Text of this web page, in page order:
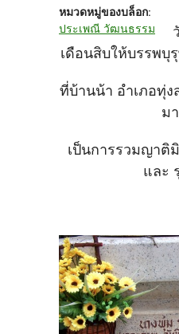
หมวดหมู่ของบล็อก:
ประเพณี วัฒนธรรม
เดือนสิบให้บรรพบุ
ที่บ้านน้า อำเภอทุ่
ม
เป็นการรวมญาติ
และ